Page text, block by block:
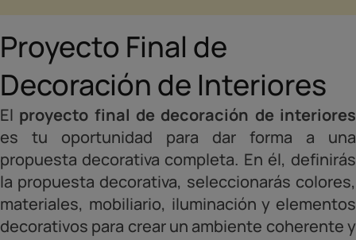
Proyecto Final de
Decoración de Interiores
El proyecto final de decoración de interiores
es tu oportunidad para dar forma a una
propuesta decorativa completa. En él, definirás
la propuesta decorativa, seleccionarás colores,
materiales, mobiliario, iluminación y elementos
decorativos para crear un ambiente coherente y